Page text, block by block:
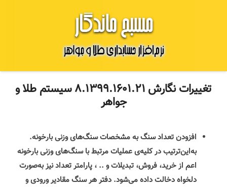
تغییرات نگارش ۸.۱۳۹۹.۱۶۰۱.۲۱ سیستم طلا و
جواهر
افزودن تعداد سنگ به مشخصات سنگ‌های وزنی بارخونه.
به‌این‌ترتیب در کلیه‌ی عملیات مرتبط با سنگ‌های وزنی بارخونه
اعم از خرید، فروش، تبدیلات و .. ، پارامتر تعداد نیز به‌صورت
دلخواه دخالت داده می‌شود. دفتر هر سنگ مقادیر ورودی و